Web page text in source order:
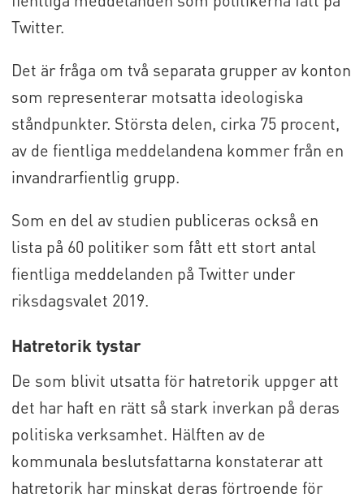
Twitter.
Det är fråga om två separata grupper av konton
som representerar motsatta ideologiska
ståndpunkter. Största delen, cirka 75 procent,
av de fientliga meddelandena kommer från en
invandrarfientlig grupp.
Som en del av studien publiceras också en
lista på 60 politiker som fått ett stort antal
fientliga meddelanden på Twitter under
riksdagsvalet 2019.
Hatretorik tystar
De som blivit utsatta för hatretorik uppger att
det har haft en rätt så stark inverkan på deras
politiska verksamhet. Hälften av de
kommunala beslutsfattarna konstaterar att
hatretorik har minskat deras förtroende för